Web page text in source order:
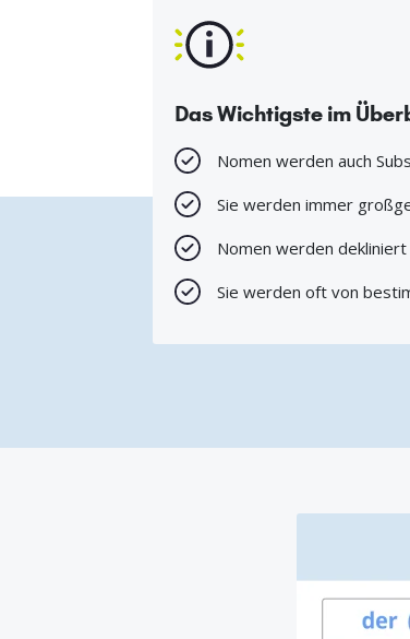
Das Wichtigste im
Nomen werden auch
Sie werden immer
Nomen werden
Sie werden oft von